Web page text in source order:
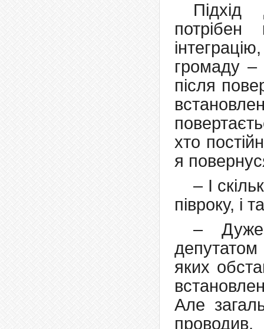
громаду –
після
хто
я
– І
півроку, і
– Дуже
яких
Але
проводив.